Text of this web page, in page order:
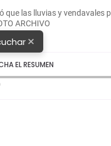
que las lluvias y
ARCHIVO
×
EL RESUMEN